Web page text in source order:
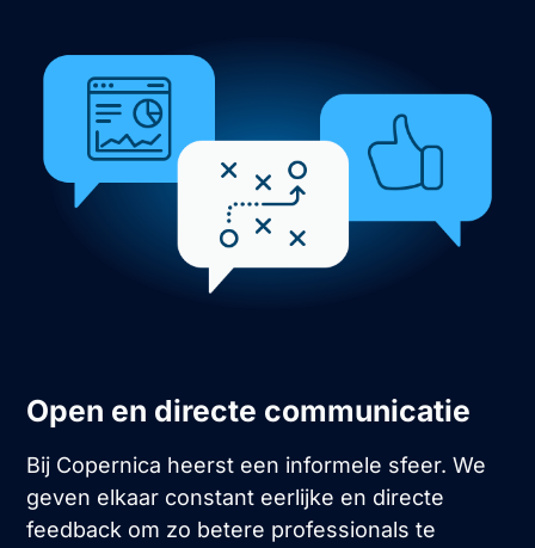
Open en directe communicatie
Bij Copernica heerst een informele sfeer. We
geven elkaar constant eerlijke en directe
feedback om zo betere professionals te